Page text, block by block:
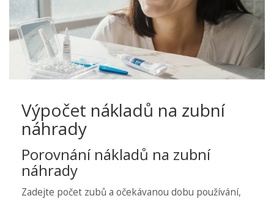
Výpočet nákladů na zubní
náhrady
Porovnání nákladů na zubní
náhrady
Zadejte počet zubů a očekávanou dobu používání,